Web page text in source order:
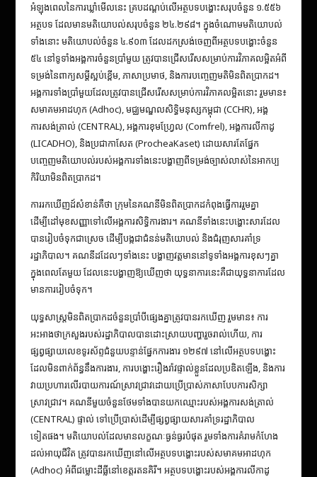
អំឡុងពេលនៃការឃ្លាំមើលនេះ គ្របដណ្តប់លើអត្ថបទបង្ហោះសរុបចំនួន ១.៥៥៦
អត្ថបទ ដែលមានមតិយោបល់សរុបចំនួន ២៤.២៩៨។ ក្នុងចំណោមមតិយោបល់
ទាំងនោះ មតិយោបល់ចំនួន ៤.៩០៣ ដែលដកស្រង់ចេញពីអត្ថបទបង្ហោះចំនួន
៥៤ នៅទូទាំងអង្គការចំនួនប្រាំមួយ ត្រូវបានជ្រើសរើសសម្រាប់ការវិភាគលម្អិតអំពី
ទម្រង់នៃពាក្យសម្ដីស្អប់ខ្ពើម, ភាសាប្រមាថ, និងការបញ្ចេញមតិមិនពិតប្រាកដ។
អង្គការទាំងប្រាំមួយដែលត្រូវបានជ្រើសរើសសម្រាប់ការវិភាគលម្អិតនោះ រួមមាន៖
សមាគមអាដហុក (Adhoc), មជ្ឈមណ្ឌលសិទ្ធិមនុស្សកម្ពុជា (CCHR), អង្គ
ការសង់ត្រាល់ (CENTRAL), អង្គការខុមហ្វ្រែល (Comfrel), អង្គការលីកាដូ
(LICADHO), និងប្រជាកាសែត (ProcheaKaset) ដោយសារតែផ្នែក
បញ្ចេញមតិយោបល់របស់អង្គការទាំងនេះបង្ហាញពីទម្រង់ច្បាស់លាស់នៃអាកប្ប
កិរិយាមិនពិតប្រាកដ។
ការរកឃើញដ៍សំខាន់គឺថា ក្រុមនៃគណនីមិនពិតប្រាកដកំពុងធ្វើការរួមគ្នា
ដើម្បីដៅមុខសញ្ញាទៅលើអង្គការសិទ្ធិការងារ។ គណនីទាំងនេះបង្ហោះសារដែល
បានរៀបចំទុកជាស្រេច ដើម្បីបង្កជាជំនន់មតិយោបល់ និងជំរុញសារគាំទ្រ
រដ្ឋាភិបាល។ គណនីដដែលៗទាំងនេះ បង្ហាញវត្តមាននៅទូទាំងអង្គការខុសៗគ្នា
ក្នុងពេលតែមួយ ដែលនេះបង្ហាញឱ្យឃើញថា យុទ្ធនាការនេះគឺជាយុទ្ធនាការដែល
មានការរៀបចំទុក។
យុទ្ធសាស្ត្រមិនពិតប្រាកដចំនួនប្រាំបីផ្សេងគ្នាត្រូវបានរកឃើញ រួមមាន៖ ការ
អះអាងថាក្រសួងរបស់រដ្ឋាភិបាលបានដោះស្រាយបញ្ហារួចរាល់ហើយ, ការ
ផ្សព្វផ្សាយលេខទូរស័ព្ទជំនួយបន្ទាន់ផ្នែកការងារ ១២៩៧ នៅលើអត្ថបទបង្ហោះ
ដែលមិនពាក់ព័ន្ធនឹងការងារ, ការបង្ហោះរឿងរ៉ាវផ្ទាល់ខ្លួនដែលប្រឌិតឡើង, និងការ
វាយប្រហារលើរបាយការណ៍ស្រាវជ្រាវដោយប្រើប្រាស់ភាសាបែបការសិក្សា
ស្រាវជ្រាវ។ គណនីមួយចំនួនថែមទាំងបានយកឈ្មោះរបស់អង្គការសង់ត្រាល់
(CENTRAL) ផ្ទាល់ ទៅប្រើប្រាស់ដើម្បីផ្សព្វផ្សាយសារគាំទ្ររដ្ឋាភិបាល
ទៀតផង។ មតិយោបល់ដែលមានលក្ខណៈធ្ងន់ធ្ងរបំផុត រួមទាំងការគំរាមកំហែង
ដល់អាយុជីវិត ត្រូវបានរកឃើញនៅលើអត្ថបទបង្ហោះរបស់សមាគមអាដហុក
(Adhoc) អំពីជម្លោះដីធ្លីនៅខេត្តរតនគិរី។ អត្ថបទបង្ហោះរបស់អង្គការលីកាដូ